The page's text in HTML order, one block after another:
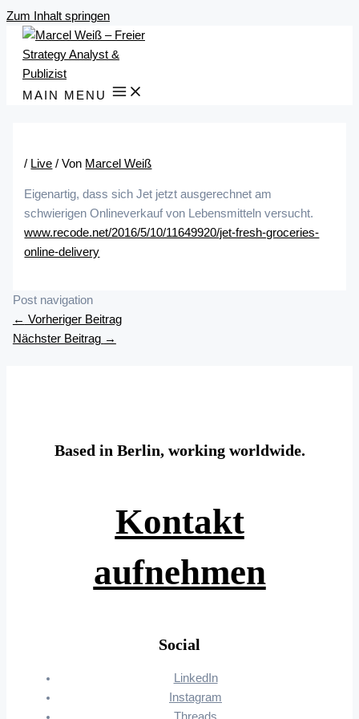
Zum Inhalt springen
MAIN MENU
/ Live / Von Marcel Weiß
Eigenartig, dass sich Jet jetzt ausgerechnet am
schwierigen Onlineverkauf von Lebensmitteln versucht.
www.recode.net/2016/5/10/11649920/jet-fresh-groceries-
online-delivery
Post navigation
← Vorheriger Beitrag
Nächster Beitrag →
Based in Berlin, working worldwide.
Kontakt
aufnehmen
Social
LinkedIn
Instagram
Threads